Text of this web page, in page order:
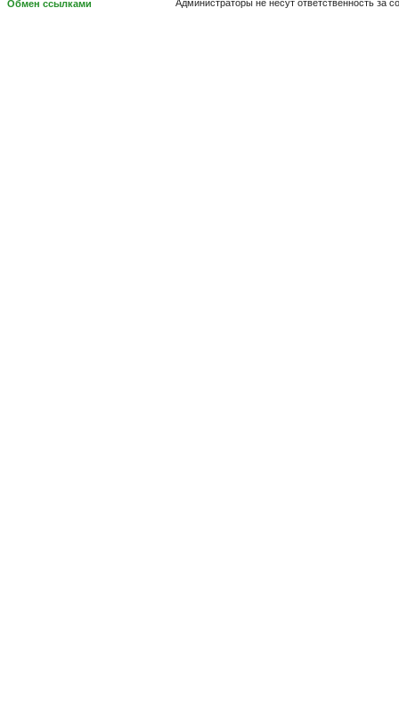
Администраторы не несут ответственность за
Обмен ссылками